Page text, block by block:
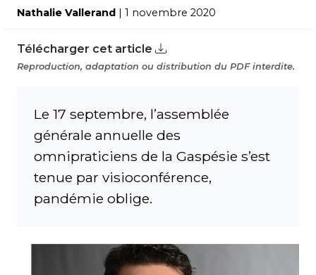
Nathalie Vallerand | 1 novembre 2020
Télécharger cet article
Reproduction, adaptation ou distribution du PDF interdite.
Le 17 septembre, l’assemblée
générale annuelle des
omnipraticiens de la Gaspésie s’est
tenue par visioconférence,
pandémie oblige.